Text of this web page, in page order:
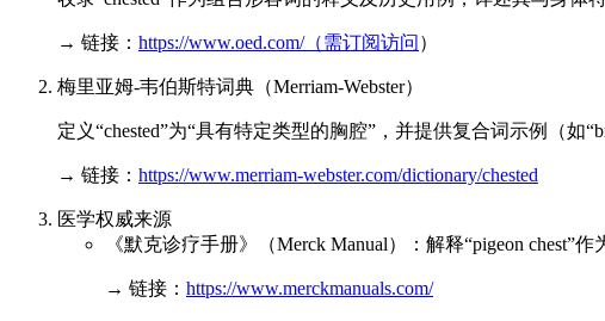
→ 链接： https://www.oed.com/（需订阅访问 ）
梅里亚姆-韦伯斯特词典（Merriam-Webster）
定义“chested”为“具有特定类型的胸腔”，并提供复合词示例（如
→ 链接： https://www.merriam-webster.com/dictionary/chested
医学权威来源
《默克诊疗手册》（Merck Manual）：解释“pigeon chest”
→ 链接： https://www.merckmanuals.com/